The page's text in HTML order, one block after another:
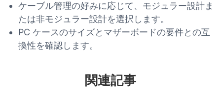
ケーブル管理の好みに応じて、モジュラー設計ま
たは非モジュラー設計を選択します。
PC ケースのサイズとマザーボードの要件との互
換性を確認します。
関連記事